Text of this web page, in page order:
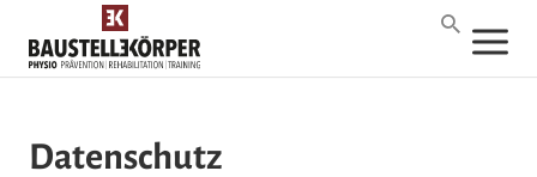
Datenschutz